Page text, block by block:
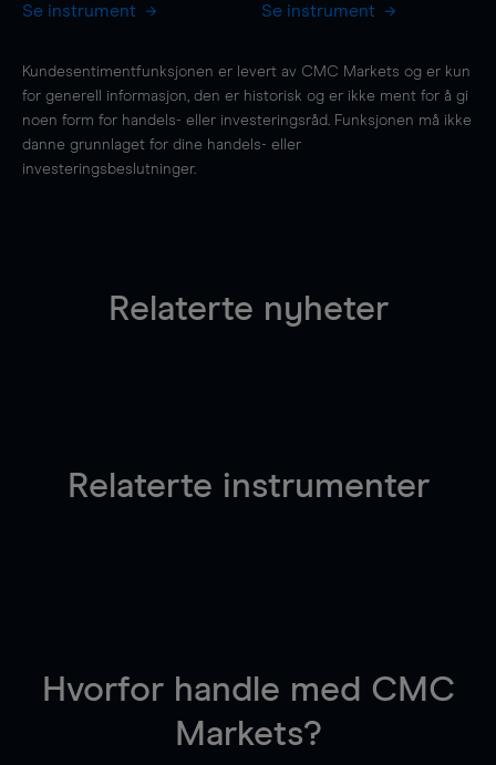
Se instrument Se instrument
Kundesentimentfunksjonen er levert av CMC Markets og er kun
for generell informasjon, den er historisk og er ikke ment for å gi
noen form for handels- eller investeringsråd. Funksjonen må ikke
danne grunnlaget for dine handels- eller
investeringsbeslutninger.
Relaterte nyheter
Relaterte instrumenter
Hvorfor handle med CMC
Markets?